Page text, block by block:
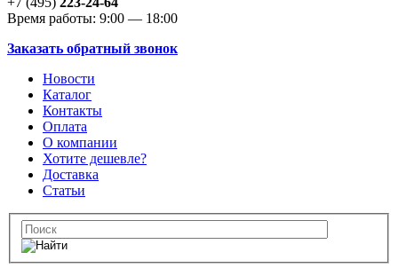
Время работы: 9:00 — 18:00
Заказать обратный звонок
Новости
Каталог
Контакты
Оплата
О компании
Хотите дешевле?
Доставка
Статьи